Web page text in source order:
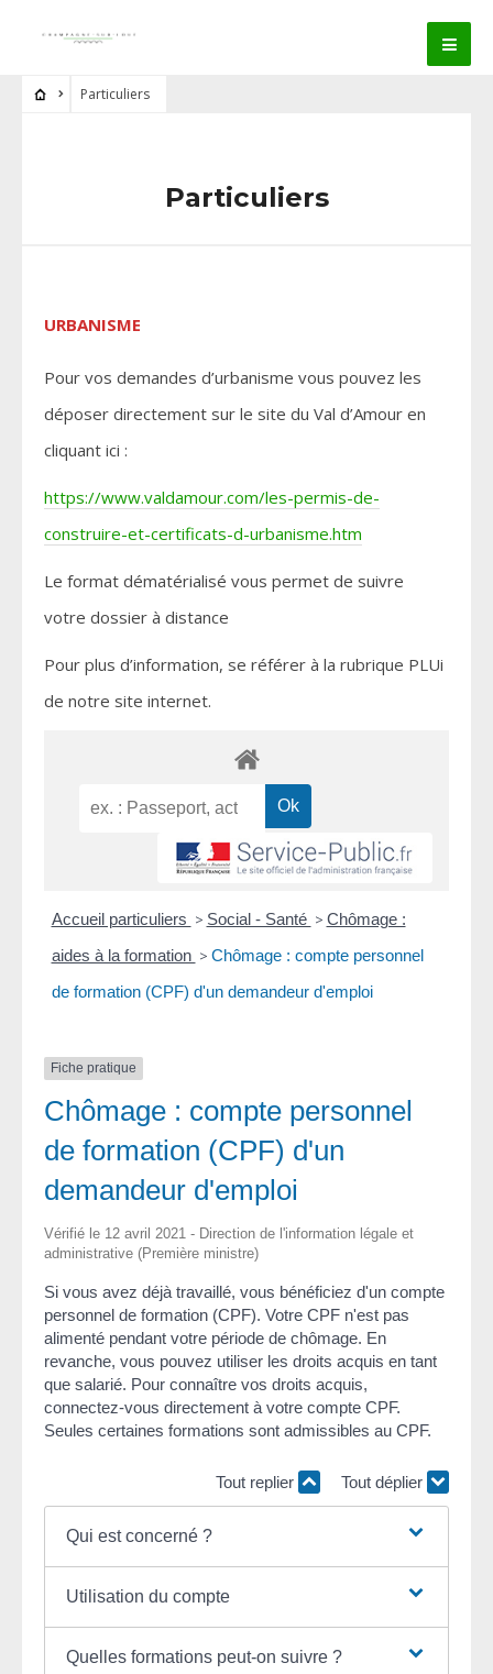
Particuliers
Particuliers
URBANISME
Pour vos demandes d’urbanisme vous pouvez les
déposer directement sur le site du Val d’Amour en
cliquant ici :
https://www.valdamour.com/les-permis-de-
construire-et-certificats-d-urbanisme.htm
Le format dématérialisé vous permet de suivre
votre dossier à distance
Pour plus d’information, se référer à la rubrique PLUi
de notre site internet.
Accueil particuliers > Social - Santé > Chômage :
aides à la formation > Chômage : compte personnel
de formation (CPF) d'un demandeur d'emploi
Fiche pratique
Chômage : compte personnel
de formation (CPF) d'un
demandeur d'emploi
Vérifié le 12 avril 2021 - Direction de l'information légale et
administrative (Première ministre)
Si vous avez déjà travaillé, vous bénéficiez d'un compte
personnel de formation (CPF). Votre CPF n'est pas
alimenté pendant votre période de chômage. En
revanche, vous pouvez utiliser les droits acquis en tant
que salarié. Pour connaître vos droits acquis,
connectez-vous directement à votre compte CPF.
Seules certaines formations sont admissibles au CPF.
Tout replier Tout déplier
Qui est concerné ?
Utilisation du compte
Quelles formations peut-on suivre ?